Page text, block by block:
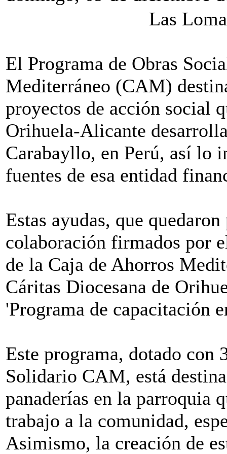
Las
El Programa de Obras
Mediterráneo (CAM)
proyectos de acción social
Orihuela-Alicante
Carabayllo, en Perú, así lo
fuentes de esa entidad
Estas ayudas, que
colaboración firmados por
de la Caja de Ahorros
Cáritas Diocesana de
'Programa de capacitación
Este programa, dotado con
Solidario CAM, está
panaderías en la parroquia
trabajo a la comunidad,
Asimismo, la creación de